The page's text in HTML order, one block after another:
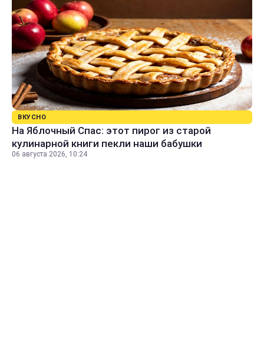
ВКУСНО
На Яблочный Спас: этот пирог из старой
кулинарной книги пекли наши бабушки
06 августа 2026, 10:24